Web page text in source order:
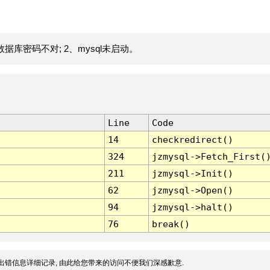
库密码不对; 2、mysql未启动。
Line
Code
14
checkredirect()
324
jzmysql-
211
jzmysql->Init()
62
jzmysql->Open()
94
jzmysql->halt()
76
break()
错信息详细记录, 由此给您带来的访问不便我们深感歉意.